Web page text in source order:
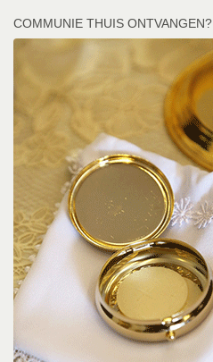
COMMUNIE THUIS ONTVANGEN?